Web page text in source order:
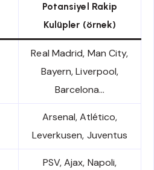
Potansiyel Rakip
Kulüpler (örnek)
Real Madrid, Man City,
Bayern, Liverpool,
Barcelona…
Arsenal, Atlético,
Leverkusen, Juventus
PSV, Ajax, Napoli,